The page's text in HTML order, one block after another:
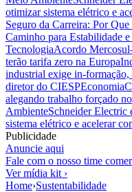
otimizar sistema elétrico e
Seguro da Carreira: Por
Caminho para Estabilidade
TecnologiaAcordo
terão tarifa zero na Europa
industrial exige in-formação,
diretor do CIESPEconomia
alegando trabalho forçado
AmbienteSchneider Electric
sistema elétrico e acelerar
Publicidade
Anuncie aqui
Fale com o nosso time
Ver mídia kit ›
Home›Sustentabilidade